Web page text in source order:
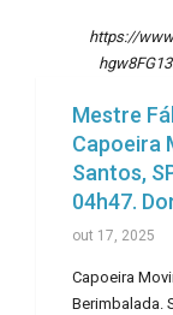
https://
Mestre
Capoeira
Santos,
04h47.
out 17, 2025
Capoeira
Berimbalada.